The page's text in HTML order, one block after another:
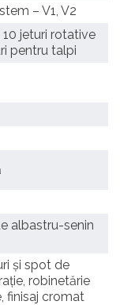
– V1, V2
jeturi rotative
pentru talpi
albastru-senin
și spot de
robinetărie
finisaj cromat